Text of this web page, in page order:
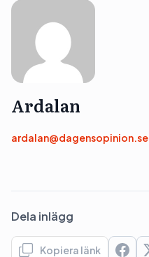
Ardalan
ardalan@dagensopinion.se
Dela inlägg
Kopiera länk